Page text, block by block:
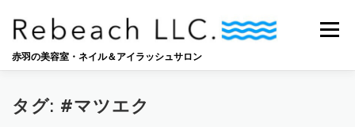
ツ
赤羽の美容室・ネイル＆アイラッシュサロン
メニュー
SALON BLOG
タグ: #マツエク